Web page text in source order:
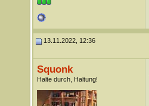
13.11.2022, 12:36
Squonk
Halte durch, Haltung!